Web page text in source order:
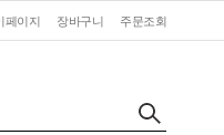
페이지 장바구니 주문조회